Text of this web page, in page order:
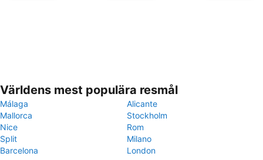
Världens mest populära resmål
Málaga
Alicante
Mallorca
Stockholm
Nice
Rom
Split
Milano
Barcelona
London